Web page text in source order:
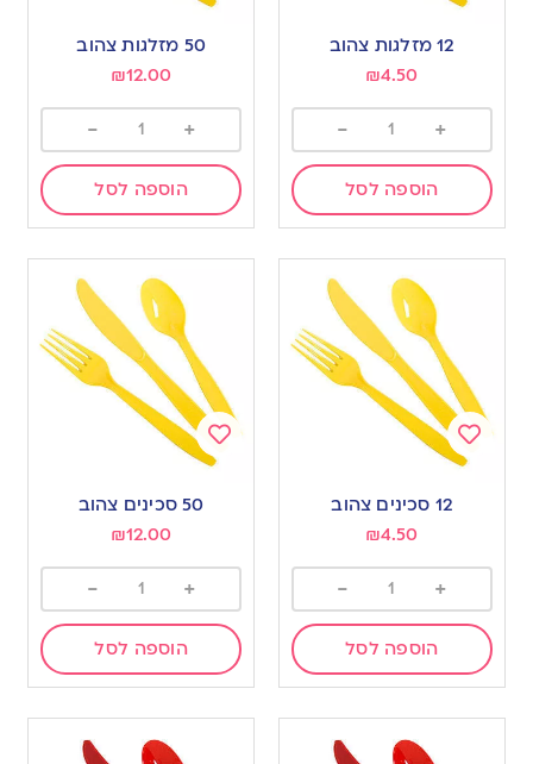
Add
wishlist
12 מזלגות צהוב
₪4.50
+
-
הוספה לסל
Add
wishlist
50 מזלגות צהוב
₪12.00
+
-
הוספה לסל
Add
12 סכינים צהוב
₪4.50
+
-
הוספה לסל
Add
50 סכינים צהוב
₪12.00
+
-
הוספה לסל